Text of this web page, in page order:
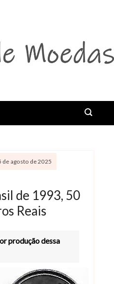
de agosto de 2025
de 1993, 50
Reais
produção dessa